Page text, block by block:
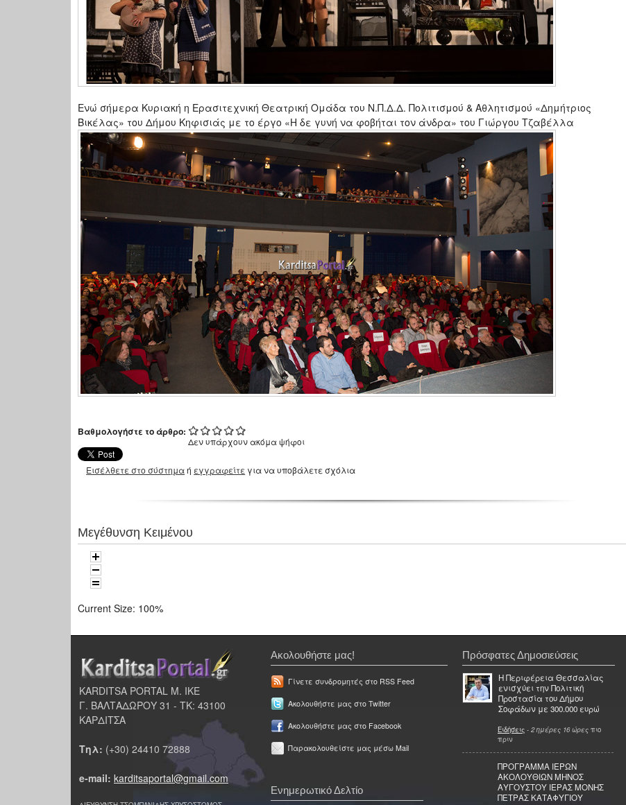
Ενώ σήμερα Κυριακή η Ερασιτεχνική Θεατρική Ομάδα του Ν.Π.Δ.Δ. Πολιτισμού & Αθλητισμού «Δημήτριος
Βικέλας» του Δήμου Κηφισιάς με το έργο «Η δε γυνή να φοβήται τον άνδρα» του Γιώργου Τζαβέλλα
Βαθμολογήστε το άρθρο:
Δεν υπάρχουν ακόμα ψήφοι
Εισέλθετε στο σύστημαή εγγραφείτε για να υποβάλετε σχόλια
Μεγέθυνση Κειμένου
Current Size: 100%
KARDITSA PORTAL Μ. ΙΚΕ
Γ. ΒΑΛΤΑΔΩΡΟΥ 31 - ΤΚ: 43100
ΚΑΡΔΙΤΣΑ
Τηλ: (+30) 24410 72888
e-mail: karditsaportal@gmail.com
Ακολουθήστε μας!
Γίνετε συνδρομητές στο RSS Feed
Ακολουθήστε μας στο Twitter
Ακολουθήστε μας στο Facebook
Παρακολουθείστε μας μέσω Mail
Ενημερωτικό Δελτίο
Πρόσφατες Δημοσιεύσεις
Η Περιφέρεια Θεσσαλίας
ενισχύει την Πολιτική
Προστασία του Δήμου
Σοφάδων με 300.000 ευρώ
Ειδήσεις - 2 ημέρες 16 ώρες πιο
πριν
ΠΡΟΓΡΑΜΜΑ ΙΕΡΩΝ
ΑΚΟΛΟΥΘΙΩΝ ΜΗΝΟΣ
ΑΥΓΟΥΣΤΟΥ ΙΕΡΑΣ ΜΟΝΗΣ
ΠΕΤΡΑΣ ΚΑΤΑΦΥΓΙΟΥ